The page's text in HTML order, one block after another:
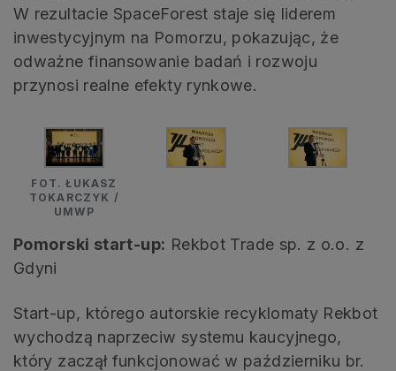
W rezultacie SpaceForest staje się liderem
inwestycyjnym na Pomorzu, pokazując, że
odważne finansowanie badań i rozwoju
przynosi realne efekty rynkowe.
FOT. ŁUKASZ
TOKARCZYK /
UMWP
Pomorski start-up: Rekbot Trade sp. z o.o. z
Gdyni
Start-up, którego autorskie recyklomaty Rekbot
wychodzą naprzeciw systemu kaucyjnego,
który zaczął funkcjonować w październiku br.